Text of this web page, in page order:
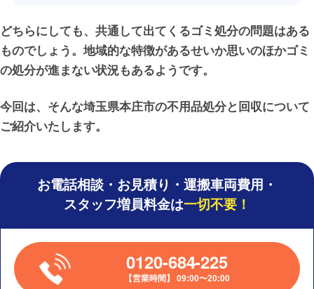
どちらにしても、共通して出てくるゴミ処分の問題はある
ものでしょう。地域的な特徴があるせいか思いのほかゴミ
の処分が進まない状況もあるようです。
今回は、そんな埼玉県本庄市の不用品処分と回収について
ご紹介いたします。
お電話相談・お見積り・運搬車両費用・
スタッフ増員料金は一切不要！
0120-684-225
営業時間 09:00〜20:00